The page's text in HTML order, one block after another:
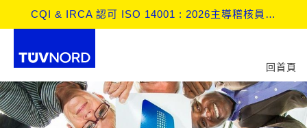
回首頁